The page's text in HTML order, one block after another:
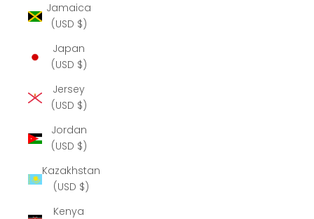
Jamaica
(USD $)
Japan
(USD $)
Jersey
(USD $)
Jordan
(USD $)
Kazakhstan
(USD $)
Kenya